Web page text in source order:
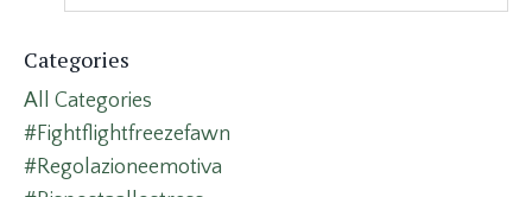
Categories
All Categories
#fightflightfreezefawn
#regolazioneemotiva